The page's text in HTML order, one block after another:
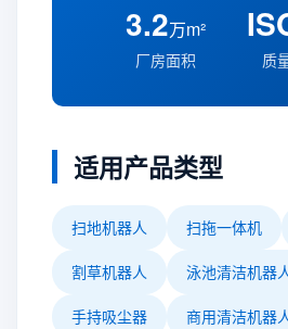
3.2万m²
厂房面积 质
适用产品类型
扫地机器人 扫拖一体机
割草机器人 泳池清洁机器
手持吸尘器 商用清洁机器